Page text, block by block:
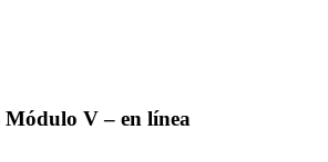
V – en línea